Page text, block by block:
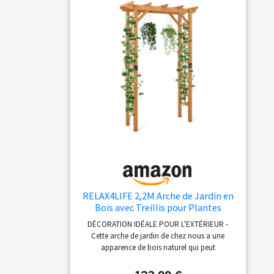
RELAX4LIFE 2,2M Arche de Jardin en
Bois avec Treillis pour Plantes
Grimpantes & Rosiers & Vignes,
Pergola d'escalade pour Décoration
Pelouse Arrière-Cour(140x60x215
cm)
DÉCORATION IDÉALE POUR L'EXTÉRIEUR -
Cette arche de jardin de chez nous a une
apparence de bois naturel qui peut
attrayant dans un environnement naturel. Ses